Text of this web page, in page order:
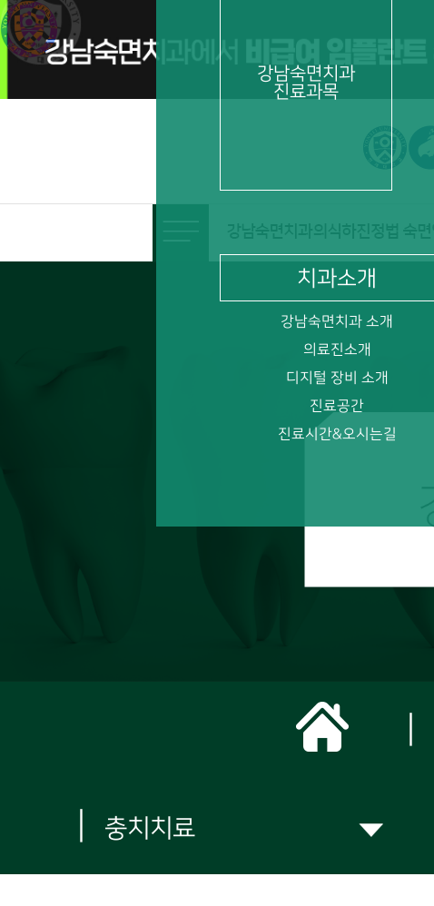
비급여 임플란트 수술 시 의식하진정법 치료비용 포함
강남숙면치과
진료과목
치과소개
강남숙면치과 소개
의료진소개
디지털 장비 소개
진료공간
진료시간&오시는길
충치치료